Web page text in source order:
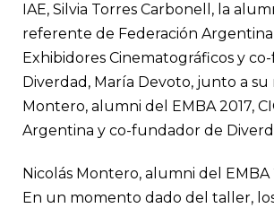
IAE, Silvia Torres Carbonell, la
referente de Federación
Exhibidores Cinematográficos y
Diverdad, María Devoto, junto a su
Montero, alumni del EMBA 2017,
Argentina y co-fundador de
Nicolás Montero, alumni del
En un momento dado del taller,